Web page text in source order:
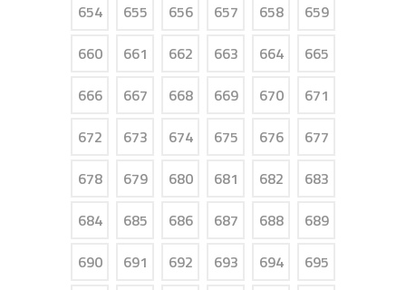
654
655 656 657 658
659
660
661 662 663 664
665
666
667 668 669 670
671
672
673 674 675 676
677
678
679 680 681 682
683
684
685 686 687 688
689
690
691 692 693 694
695